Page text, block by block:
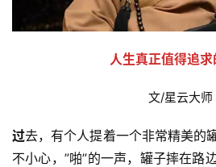
人生真正值得追求
文/星云大师
过去，有个人提着一个非常精美的
不小心，”啪”的一声，罐子摔在路